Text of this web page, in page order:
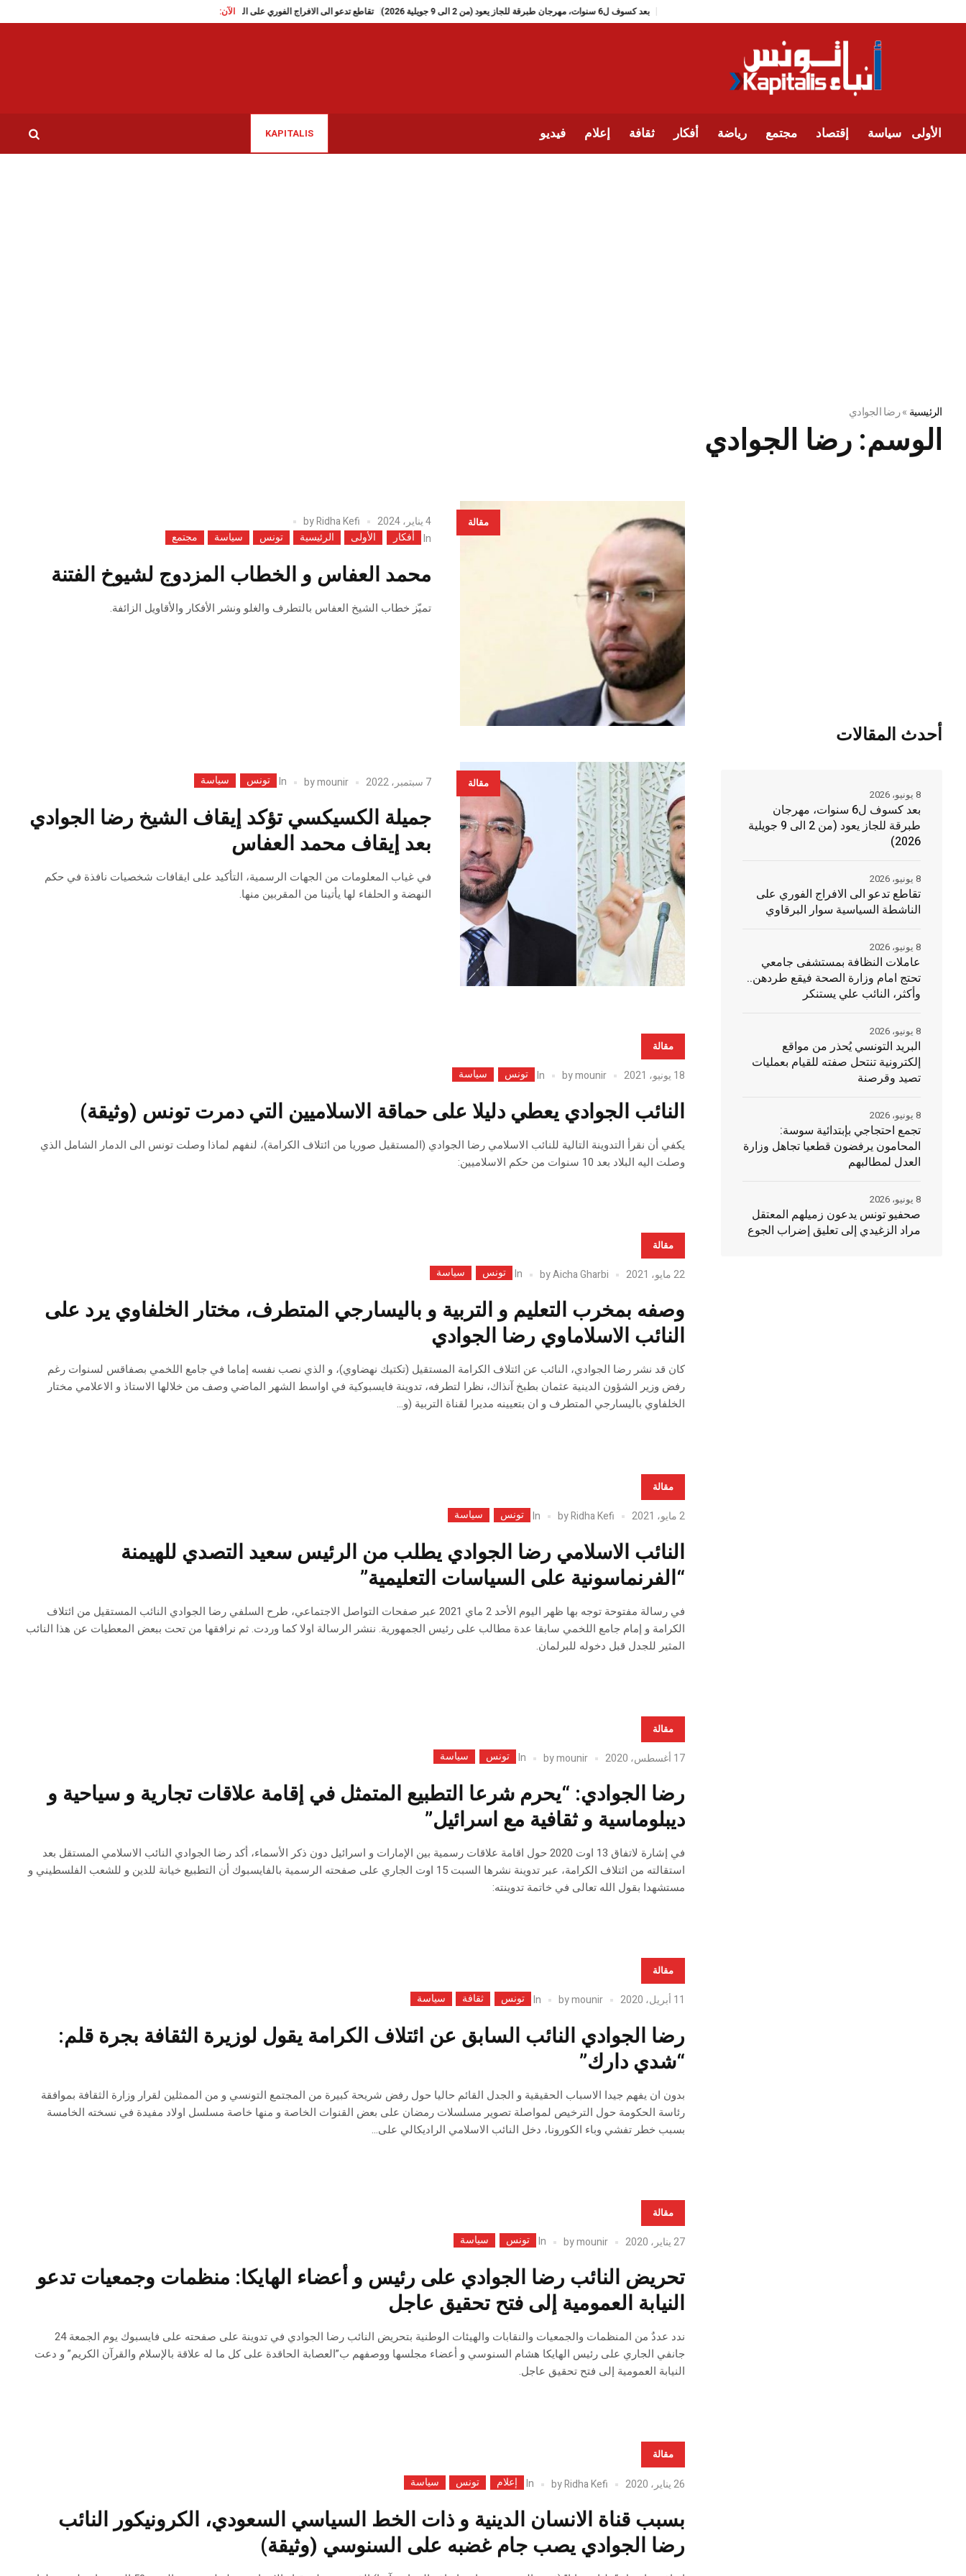
الآن: بعد كسوف ل6 سنوات، مهرجان طبرقة للجاز يعود (من 2 الى 9 جويلية 2026) تقاطع تدعو الى الافراج الفوري على الناشطة السياسية سوار البرقاوي
الأولى سياسة إقتصاد مجتمع رياضة أفكار ثقافة إعلام فيديو KAPITALIS
الرئيسية »رضا الجوادي
الوسم:رضا الجوادي
مقالة 4 يناير، 2024 byRidha Kefi
In
أفكار الأولى الرئيسية تونس سياسة مجتمع
محمد العفاس و الخطاب المزدوج لشيوخ الفتنة
تميّز خطاب الشيخ العفاس بالتطرف والغلو ونشر الأفكار والأقاويل الزائفة.
مقالة 7 سبتمبر، 2022 bymounir
In تونس سياسة
جميلة الكسيكسي تؤكد إيقاف الشيخ رضا الجوادي
بعد إيقاف محمد العفاس
في غياب المعلومات من الجهات الرسمية، التأكيد على ايقافات شخصيات نافذة في حكم
النهضة و الحلفاء لها يأتينا من المقربين منها.
مقالة
18 يونيو، 2021 bymounir
In تونس سياسة
النائب الجوادي يعطي دليلا على حماقة الاسلاميين التي دمرت تونس (وثيقة)
يكفي أن نقرأ التدوينة التالية للنائب الاسلامي رضا الجوادي (المستقيل صوريا من ائتلاف الكرامة)، لنفهم لماذا وصلت تونس الى الدمار الشامل الذي
وصلت اليه البلاد بعد 10 سنوات من حكم الاسلاميين:
مقالة
22 مايو، 2021 byAicha Gharbi
In تونس سياسة
وصفه بمخرب التعليم و التربية و باليسارجي المتطرف، مختار الخلفاوي يرد على
النائب الاسلاماوي رضا الجوادي
كان قد نشر رضا الجوادي، النائب عن ائتلاف الكرامة المستقيل (تكتيك نهضاوي)، و الذي نصب نفسه إماما في جامع اللخمي بصفاقس لسنوات رغم
رفض وزير الشؤون الدينية عثمان بطبخ آنذاك، نظرا لتطرفه، تدوينة فايسبوكية في اواسط الشهر الماضي وصف من خلالها الاستاذ و الاعلامي مختار
الخلفاوي باليسارجي المتطرف و ان بتعيينه مديرا لقناة التربية (و...
مقالة
2 مايو، 2021 byRidha Kefi
In تونس سياسة
النائب الاسلامي رضا الجوادي يطلب من الرئيس سعيد التصدي للهيمنة
“الفرنماسونية على السياسات التعليمية”
في رسالة مفتوحة توجه بها ظهر اليوم الأحد 2 ماي 2021 عبر صفحات التواصل الاجتماعي، طرح السلفي رضا الجوادي النائب المستقيل من ائتلاف
الكرامة و إمام جامع اللخمي سابقا عدة مطالب على رئيس الجمهورية. ننشر الرسالة اولا كما وردت. ثم نرافقها من تحت ببعض المعطيات عن هذا النائب
المثير للجدل قبل دخوله للبرلمان.
مقالة
17 أغسطس، 2020 bymounir
In تونس سياسة
رضا الجوادي: “يحرم شرعا التطبيع المتمثل في إقامة علاقات تجارية و سياحية و
ديبلوماسية و ثقافية مع اسرائيل”
في إشارة لاتفاق 13 اوت 2020 حول اقامة علاقات رسمية بين الإمارات و اسرائيل دون ذكر الأسماء، أكد رضا الجوادي النائب الاسلامي المستقل بعد
استقالته من ائتلاف الكرامة، عبر تدوينة نشرها السبت 15 اوت الجاري على صفحته الرسمية بالفايسبوك أن التطبيع خيانة للدين و للشعب الفلسطيني و
مستشهدا بقول الله تعالى في خاتمة تدوينته:
مقالة
11 أبريل، 2020 bymounir
In تونس ثقافة سياسة
رضا الجوادي النائب السابق عن ائتلاف الكرامة يقول لوزيرة الثقافة بجرة قلم:
“شدي دارك”
بدون ان يفهم جيدا الاسباب الحقيقية و الجدل القائم حاليا حول رفض شريحة كبيرة من المجتمع التونسي و من الممثلين لقرار وزارة الثقافة بموافقة
رئاسة الحكومة حول الترخيص لمواصلة تصوير مسلسلات رمضان على بعض القنوات الخاصة و منها خاصة مسلسل اولاد مفيدة في نسخته الخامسة
بسبب خطر تفشي وباء الكورونا، دخل النائب الاسلامي الراديكالي على...
مقالة
27 يناير، 2020 bymounir
In تونس سياسة
تحريض النائب رضا الجوادي على رئيس و أعضاء الهايكا: منظمات وجمعيات تدعو
النيابة العمومية إلى فتح تحقيق عاجل
ندد عددٌ من المنظمات والجمعيات والنقابات والهيئات الوطنية بتحريض النائب رضا الجوادي في تدوينة على صفحته على فايسبوك يوم الجمعة 24
جانفي الجاري على رئيس الهايكا هشام السنوسي و أعضاء مجلسها ووصفهم ب”العصابة الحاقدة على كل ما له علاقة بالإسلام والقرآن الكريم” و دعت
النيابة العمومية إلى فتح تحقيق عاجل.
مقالة
26 يناير، 2020 byRidha Kefi
In إعلام تونس سياسة
بسبب قناة الانسان الدينية و ذات الخط السياسي السعودي، الكرونيكور النائب
رضا الجوادي يصب جام غضبه على السنوسي (وثيقة)
أحدث المقالات
بعد كسوف ل6 سنوات، مهرجان
طبرقة للجاز يعود (من 2 الى 9 جويلية
2026)
8 يونيو، 2026
تقاطع تدعو الى الافراج الفوري على
الناشطة السياسية سوار البرقاوي
8 يونيو، 2026
عاملات النظافة بمستشفى جامعي
تحتج امام وزارة الصحة فيقع طردهن..
وأكثر، النائب علي يستنكر
8 يونيو، 2026
البريد التونسي يُحذر من مواقع
إلكترونية تنتحل صفته للقيام بعمليات
تصيد وقرصنة
8 يونيو، 2026
تجمع احتجاجي بإبتدائية سوسة:
المحامون يرفضون قطعيا تجاهل وزارة
العدل لمطالبهم
8 يونيو، 2026
صحفيو تونس يدعون زميلهم المعتقل
مراد الزغيدي إلى تعليق إضراب الجوع
8 يونيو، 2026